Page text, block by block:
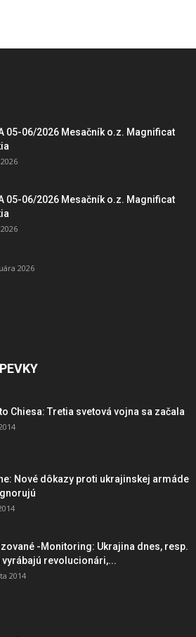
05-06/2026 Mesačník o.z. Magnificat
05-06/2026 Mesačník o.z. Magnificat
2026
Chiesa: Tretia svetová vojna sa začala
Nové dôkazy proti ukrajinskej armáde
-Monitoring: Ukrajina dnes, resp.
vyrábajú revolucionári,...
2014